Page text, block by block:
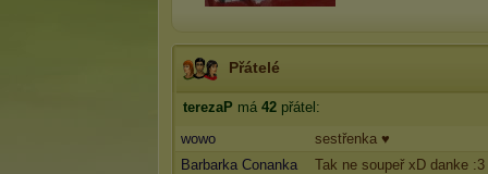
Přátelé
terezaP má 42 přátel:
wowo
sestřenka ♥
Barbarka Conanka
Tak ne soupeř xD danke :3